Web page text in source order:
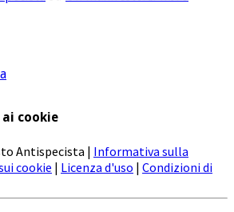
cookie
Antispecista | Informativa sulla
cookie | Licenza d'uso | Condizioni di